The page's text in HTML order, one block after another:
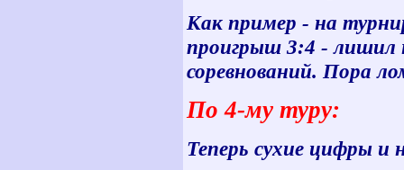
Как пример - на
проигрыш 3:4 - лишил
соревнований. Пора
По 4-му туру:
Теперь сухие цифры и